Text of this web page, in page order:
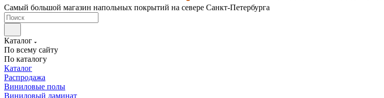
Самый большой магазин напольных покрытий на севере Санкт-Петербурга
Каталог
По всему сайту
По каталогу
Каталог
Распродажа
Виниловые полы
Виниловый ламинат